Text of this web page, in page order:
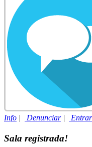
Info | Denunciar|
Sala registrada!